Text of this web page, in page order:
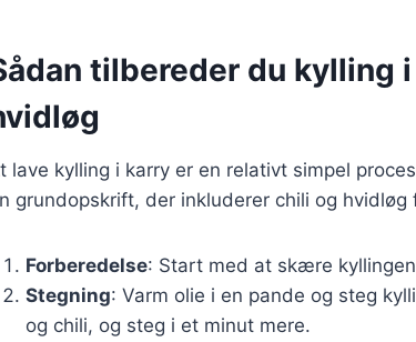
tilbereder du kylling
lave kylling i karry er en relativt simpel
grundopskrift, der inkluderer chili og hvidløg
Forberedelse: Start med at skære
Stegning: Varm olie i en pande og steg
og chili, og steg i et minut mere.